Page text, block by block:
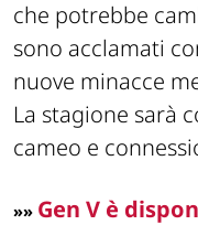
che potrebbe
sono acclamati
nuove minacce
La stagione sarà
cameo e
»» Gen V è